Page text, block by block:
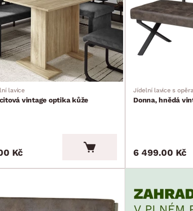
lavice
vintage optika kůže
Kč
Jídelní lavice s
Donna, hnědá
6 499.00 Kč